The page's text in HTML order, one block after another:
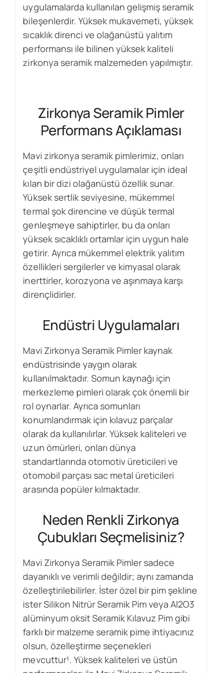
uygulamalarda kullanılan gelişmiş seramik
bileşenlerdir. Yüksek mukavemeti, yüksek
sıcaklık direnci ve olağanüstü yalıtım
performansı ile bilinen yüksek kaliteli
zirkonya seramik malzemeden yapılmıştır.
Zirkonya Seramik Pimler
Performans Açıklaması
Mavi zirkonya seramik pimlerimiz, onları
çeşitli endüstriyel uygulamalar için ideal
kılan bir dizi olağanüstü özellik sunar.
Yüksek sertlik seviyesine, mükemmel
termal şok direncine ve düşük termal
genleşmeye sahiptirler, bu da onları
yüksek sıcaklıklı ortamlar için uygun hale
getirir. Ayrıca mükemmel elektrik yalıtım
özellikleri sergilerler ve kimyasal olarak
inerttirler, korozyona ve aşınmaya karşı
dirençlidirler.
Endüstri Uygulamaları
Mavi Zirkonya Seramik Pimler kaynak
endüstrisinde yaygın olarak
kullanılmaktadır. Somun kaynağı için
merkezleme pimleri olarak çok önemli bir
rol oynarlar. Ayrıca somunları
konumlandırmak için kılavuz parçalar
olarak da kullanılırlar. Yüksek kaliteleri ve
uzun ömürleri, onları dünya
standartlarında otomotiv üreticileri ve
otomobil parçası sac metal üreticileri
arasında popüler kılmaktadır.
Neden Renkli Zirkonya
Çubukları Seçmelisiniz?
Mavi Zirkonya Seramik Pimler sadece
dayanıklı ve verimli değildir; aynı zamanda
özelleştirilebilirler. İster özel bir pim şekline
ister Silikon Nitrür Seramik Pim veya Al2O3
alüminyum oksit Seramik Kılavuz Pim gibi
farklı bir malzeme seramik pime ihtiyacınız
olsun, özelleştirme seçenekleri
mevcuttur¹. Yüksek kaliteleri ve üstün